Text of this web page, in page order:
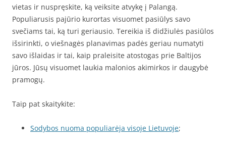
vietas ir nuspręskite, ką veiksite atvykę į Palangą.
Populiarusis pajūrio kurortas visuomet pasiūlys savo
svečiams tai, ką turi geriausio. Tereikia iš didžiulės pasiūlos
išsirinkti, o viešnagės planavimas padės geriau numatyti
savo išlaidas ir tai, kaip praleisite atostogas prie Baltijos
jūros. Jūsų visuomet laukia malonios akimirkos ir daugybė
pramogų.
Taip pat skaitykite:
Sodybos nuoma populiarėja visoje Lietuvoje;